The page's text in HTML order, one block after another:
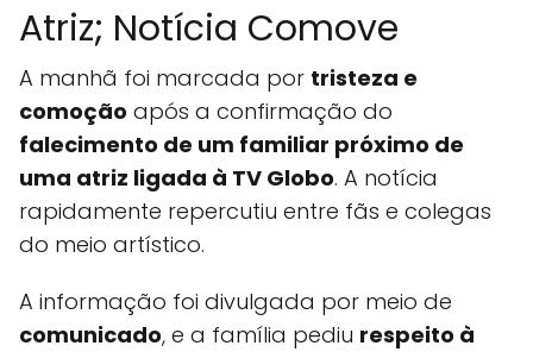
Atriz; Notícia Comove
A manhã foi marcada por tristeza e
comoção após a confirmação do
falecimento de um familiar próximo de
uma atriz ligada à TV Globo. A notícia
rapidamente repercutiu entre fãs e colegas
do meio artístico.
A informação foi divulgada por meio de
comunicado, e a família pediu respeito à